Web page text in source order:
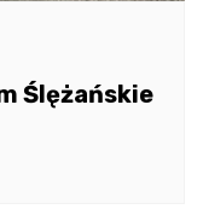
Ślężańskie